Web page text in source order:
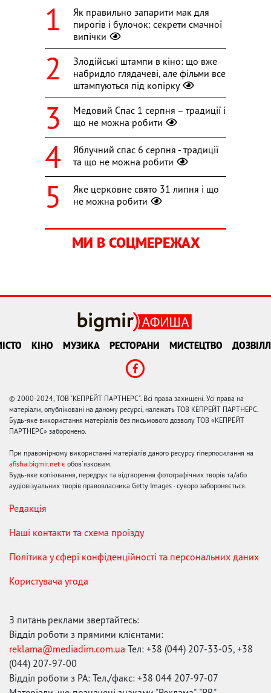
Як правильно запарити мак для
пирогів і булочок: секрети смачної
випічки
Злодійські штампи в кіно: що вже
набридло глядачеві, але фільми все
штампуються під копірку
Медовий Спас 1 серпня – традиції і
що не можна робити
Яблучний спас 6 серпня - традиції
та що не можна робити
Яке церковне свято 31 липня і що
не можна робити
МИ В СОЦМЕРЕЖАХ
КІНО МУЗИКА РЕСТОРАНИ МИСТЕЦТВО
© 2000-2024, ТОВ "КЕПРЕЙТ ПАРТНЕРС". Всі права захищені. Усі права на
матеріали, опубліковані на даному ресурсі, належать ТОВ КЕПРЕЙТ ПАРТНЕРС.
Будь-яке використання матеріалів без письмового дозволу ТОВ «КЕПРЕЙТ
ПАРТНЕРС» заборонено.
При правомірному використанні матеріалів даного ресурсу гіперпосилання на
afisha.bigmir.net є обов'язковим.
Будь-яке копіювання, передрук та відтворення фотографічних творів та/або
аудіовізуальних творів правовласника Getty Images - суворо забороняється.
Редакція
Наші контакти та схема проїзду
Політика у сфері конфіденційності та персональних даних
Користувача угода
З питань реклами звертайтесь:
Відділ роботи з прямими клієнтами:
reklama@mediadim.com.ua Тел: +38 (044) 207-33-05, +38
(044) 207-97-00
Відділ роботи з РА: Тел./факс: +38 044 207-97-07